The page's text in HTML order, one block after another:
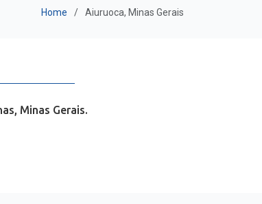
Home Aiuruoca, Minas Gerais
Minas Gerais.